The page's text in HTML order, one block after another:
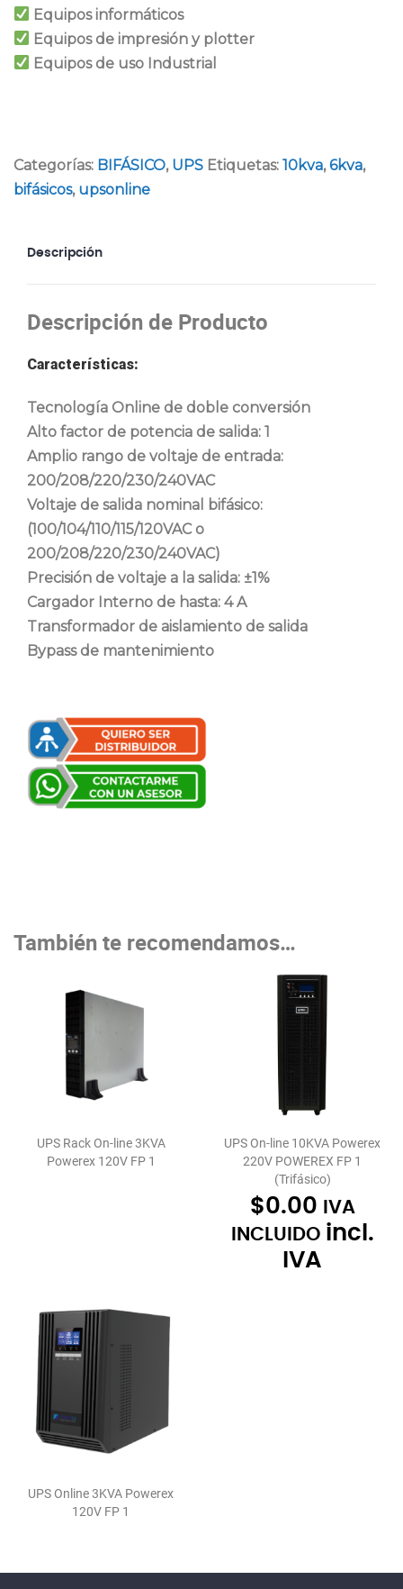
Equipos informáticos
Equipos de impresión y plotter
Equipos de uso Industrial
Categorías: BIFÁSICO, UPS Etiquetas: 10kva,6kva,
bifásicos, upsonline
Descripción
Descripción de Producto
Características:
Tecnología Online de doble conversión
Alto factor de potencia de salida: 1
Amplio rango de voltaje de entrada:
200/208/220/230/240VAC
Voltaje de salida nominal bifásico:
(100/104/110/115/120VAC o
200/208/220/230/240VAC)
Precisión de voltaje a la salida: ±1%
Cargador Interno de hasta: 4 A
Transformador de aislamiento de salida
Bypass de mantenimiento
También te recomendamos…
UPS Rack On-line 3KVA
Powerex 120V FP 1
UPS On-line 10KVA Powerex
220V POWEREX FP 1
(Trifásico)
$0.00
IVA
INCLUIDOincl.
IVA
UPS Online 3KVA Powerex
120V FP 1